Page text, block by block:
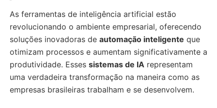
As ferramentas de inteligência artificial estão
revolucionando o ambiente empresarial, oferecendo
soluções inovadoras de automação inteligente que
otimizam processos e aumentam significativamente a
produtividade. Esses sistemas de IA representam
uma verdadeira transformação na maneira como as
empresas brasileiras trabalham e se desenvolvem.